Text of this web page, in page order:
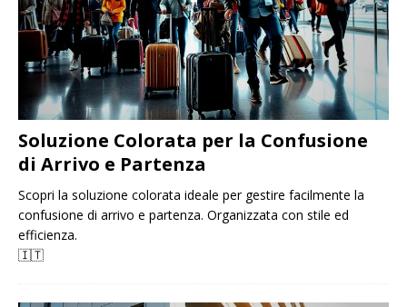
Soluzione Colorata per la Confusione
di Arrivo e Partenza
Scopri la soluzione colorata ideale per gestire facilmente la
confusione di arrivo e partenza. Organizzata con stile ed
efficienza.
🇮🇹